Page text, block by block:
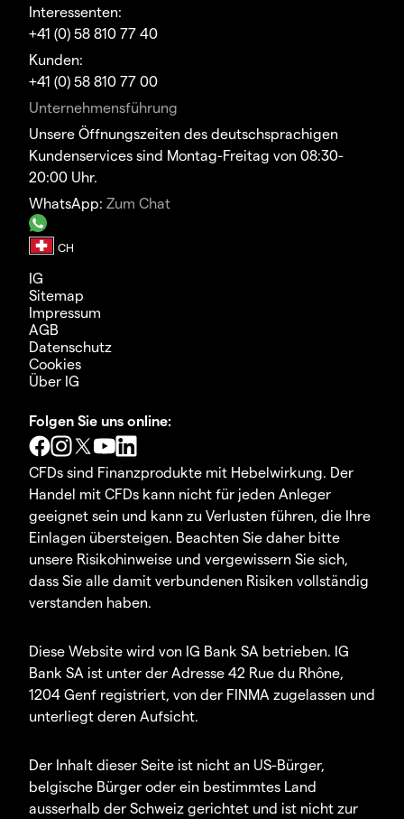
Interessenten:
+41 (0) 58 810 77 40
Kunden:
+41 (0) 58 810 77 00
Unternehmensführung
Unsere Öffnungszeiten des deutschsprachigen
Kundenservices sind Montag-Freitag von 08:30-
20:00 Uhr.
WhatsApp: Zum Chat
IG
Sitemap
Impressum
AGB
Datenschutz
Cookies
Über IG
Folgen Sie uns online:
CFDs sind Finanzprodukte mit Hebelwirkung. Der
Handel mit CFDs kann nicht für jeden Anleger
geeignet sein und kann zu Verlusten führen, die Ihre
Einlagen übersteigen. Beachten Sie daher bitte
unsere Risikohinweise und vergewissern Sie sich,
dass Sie alle damit verbundenen Risiken vollständig
verstanden haben.
Diese Website wird von IG Bank SA betrieben. IG
Bank SA ist unter der Adresse 42 Rue du Rhône,
1204 Genf registriert, von der FINMA zugelassen und
unterliegt deren Aufsicht.
Der Inhalt dieser Seite ist nicht an US-Bürger,
belgische Bürger oder ein bestimmtes Land
ausserhalb der Schweiz gerichtet und ist nicht zur